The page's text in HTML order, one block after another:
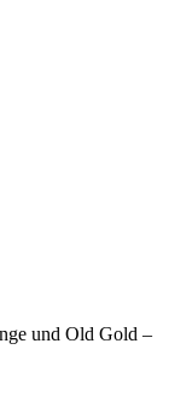
und Old Gold –